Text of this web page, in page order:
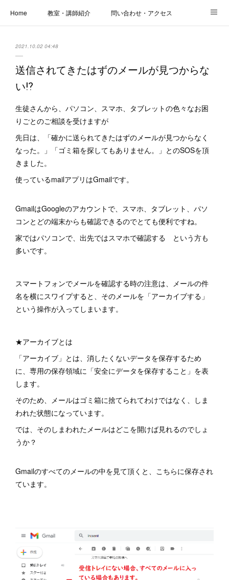
Home 教室・講師紹介 問い合わせ・アクセス
2021.10.02 04:48
送信されてきたはずのメールが見つからな
い⁉
生徒さんから、パソコン、スマホ、タブレットの色々なお困
りごとのご相談を受けますが
先日は、「確かに送られてきたはずのメールが見つからなく
なった。」「ゴミ箱を探してもありません。」とのSOSを頂
きました。
使っているmailアプリはGmailです。
GmailはGoogleのアカウントで、スマホ、タブレット、パソ
コンとどの端末からも確認できるのでとても便利ですね。
家ではパソコンで、出先ではスマホで確認する という方も
多いです。
スマートフォンでメールを確認する時の注意は、メールの件
名を横にスワイプすると、そのメールを「アーカイブする」
という操作が入ってしまいます。
★アーカイブとは
「アーカイブ」とは、消したくないデータを保存するため
に、専用の保存領域に「安全にデータを保存すること」を表
します。
そのため、メールはゴミ箱に捨てられてわけではなく、しま
われた状態になっています。
では、そのしまわれたメールはどこを開けば見れるのでしょ
うか？
Gmailのすべてのメールの中を見て頂くと、こちらに保存され
ています。